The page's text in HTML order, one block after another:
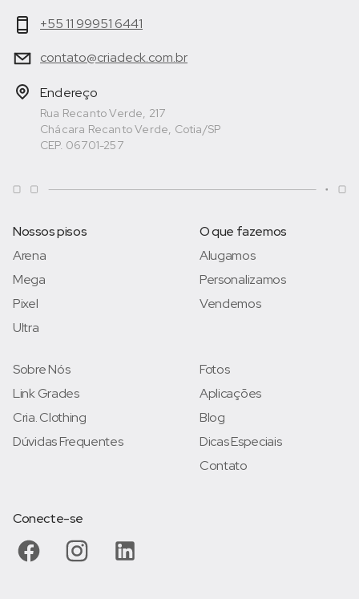
+55 11 99951 6441
contato@criadeck.com.br
Endereço
Rua Recanto Verde, 217
Chácara Recanto Verde, Cotia/SP
CEP. 06701-257
Nossos pisos
Arena
Mega
Pixel
Ultra
O que fazemos
Alugamos
Personalizamos
Vendemos
Sobre Nós
Link Grades
Cria. Clothing
Dúvidas Frequentes
Fotos
Aplicações
Blog
Dicas Especiais
Contato
Conecte-se